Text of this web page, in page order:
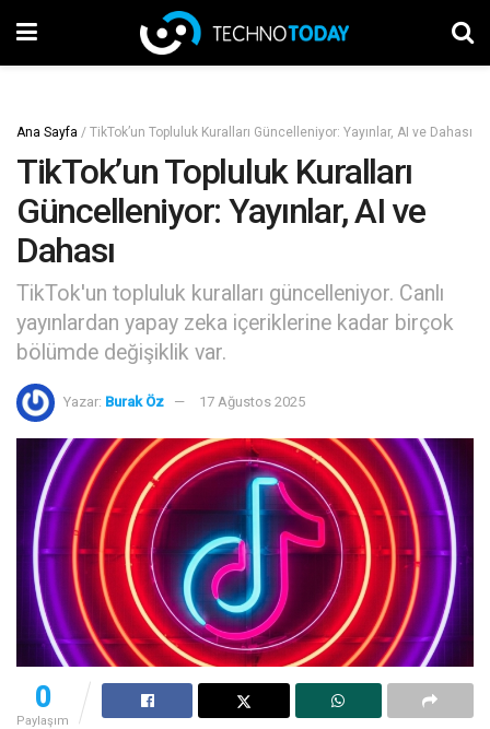
Ana Sayfa / TikTok’un Topluluk Kuralları Güncelleniyor: Yayınlar, AI ve Dahası
TikTok’un Topluluk Kuralları
Güncelleniyor: Yayınlar, AI ve
Dahası
TikTok'un topluluk kuralları güncelleniyor. Canlı
yayınlardan yapay zeka içeriklerine kadar birçok
bölümde değişiklik var.
Yazar: Burak Öz 17 Ağustos 2025
0
Paylaşım